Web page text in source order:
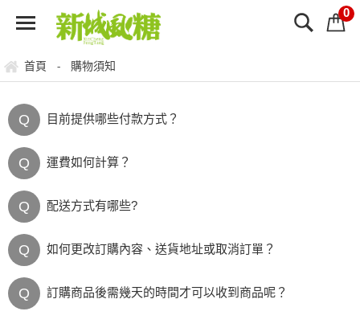
0
首頁 - 購物須知
Q 目前提供哪些付款方式？
Q 運費如何計算？
Q 配送方式有哪些?
Q 如何更改訂購內容、送貨地址或取消訂單？
Q 訂購商品後需幾天的時間才可以收到商品呢？